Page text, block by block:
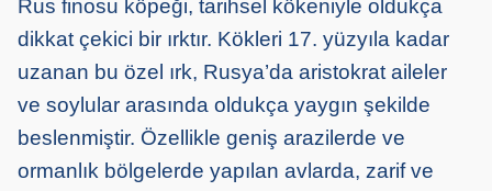
Rus finosu köpeği, tarihsel kökeniyle oldukça
dikkat çekici bir ırktır. Kökleri 17. yüzyıla kadar
uzanan bu özel ırk, Rusya’da aristokrat aileler
ve soylular arasında oldukça yaygın şekilde
beslenmiştir. Özellikle geniş arazilerde ve
ormanlık bölgelerde yapılan avlarda, zarif ve